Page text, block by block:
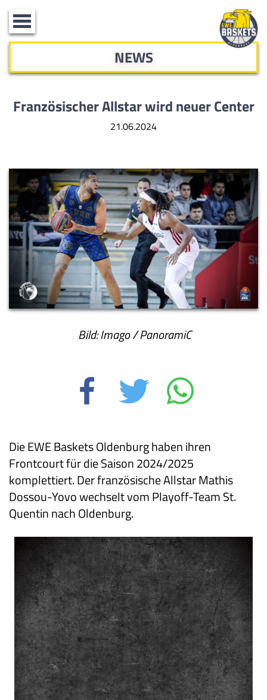
Toggle
navigation
NEWS
Französischer Allstar wird neuer Center
21.06.2024
Bild: Imago / PanoramiC
Die EWE Baskets Oldenburg haben ihren
Frontcourt für die Saison 2024/2025
komplettiert. Der französische Allstar Mathis
Dossou-Yovo wechselt vom Playoff-Team St.
Quentin nach Oldenburg.